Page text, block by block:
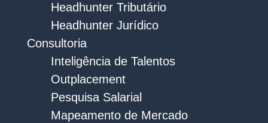
Headhunter Tributário
Headhunter Jurídico
Consultoria
Inteligência de Talentos
Outplacement
Pesquisa Salarial
Mapeamento de Mercado